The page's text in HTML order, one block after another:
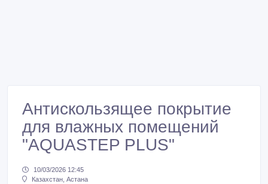
Антискользящее покрытие
для влажных помещений
"AQUASTEP PLUS"
10/03/2026 12:45
Казахстан, Астана